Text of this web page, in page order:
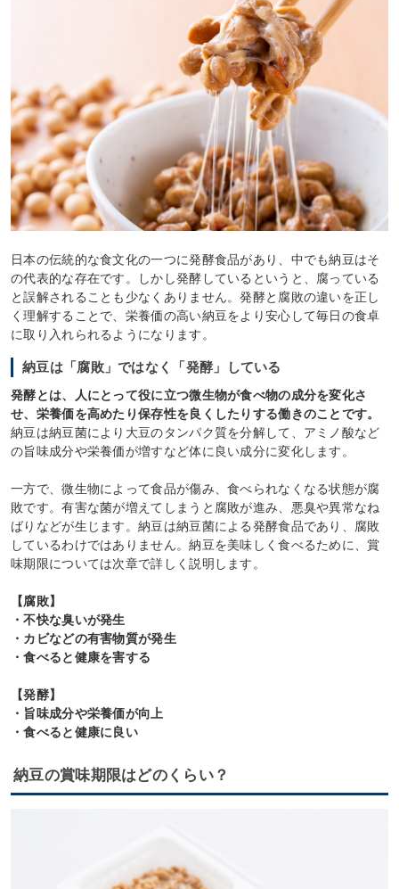
日本の伝統的な食文化の一つに発酵食品があり、中でも納豆はそ
の代表的な存在です。しかし発酵しているというと、腐っている
と誤解されることも少なくありません。発酵と腐敗の違いを正し
く理解することで、栄養価の高い納豆をより安心して毎日の食卓
に取り入れられるようになります。
納豆は「腐敗」ではなく「発酵」している
発酵とは、人にとって役に立つ微生物が食べ物の成分を変化さ
せ、栄養価を高めたり保存性を良くしたりする働きのことです。
納豆は納豆菌により大豆のタンパク質を分解して、アミノ酸など
の旨味成分や栄養価が増すなど体に良い成分に変化します。
一方で、微生物によって食品が傷み、食べられなくなる状態が腐
敗です。有害な菌が増えてしまうと腐敗が進み、悪臭や異常なね
ばりなどが生じます。納豆は納豆菌による発酵食品であり、腐敗
しているわけではありません。納豆を美味しく食べるために、賞
味期限については次章で詳しく説明します。
【腐敗】
・不快な臭いが発生
・カビなどの有害物質が発生
・食べると健康を害する
【発酵】
・旨味成分や栄養価が向上
・食べると健康に良い
納豆の賞味期限はどのくらい？